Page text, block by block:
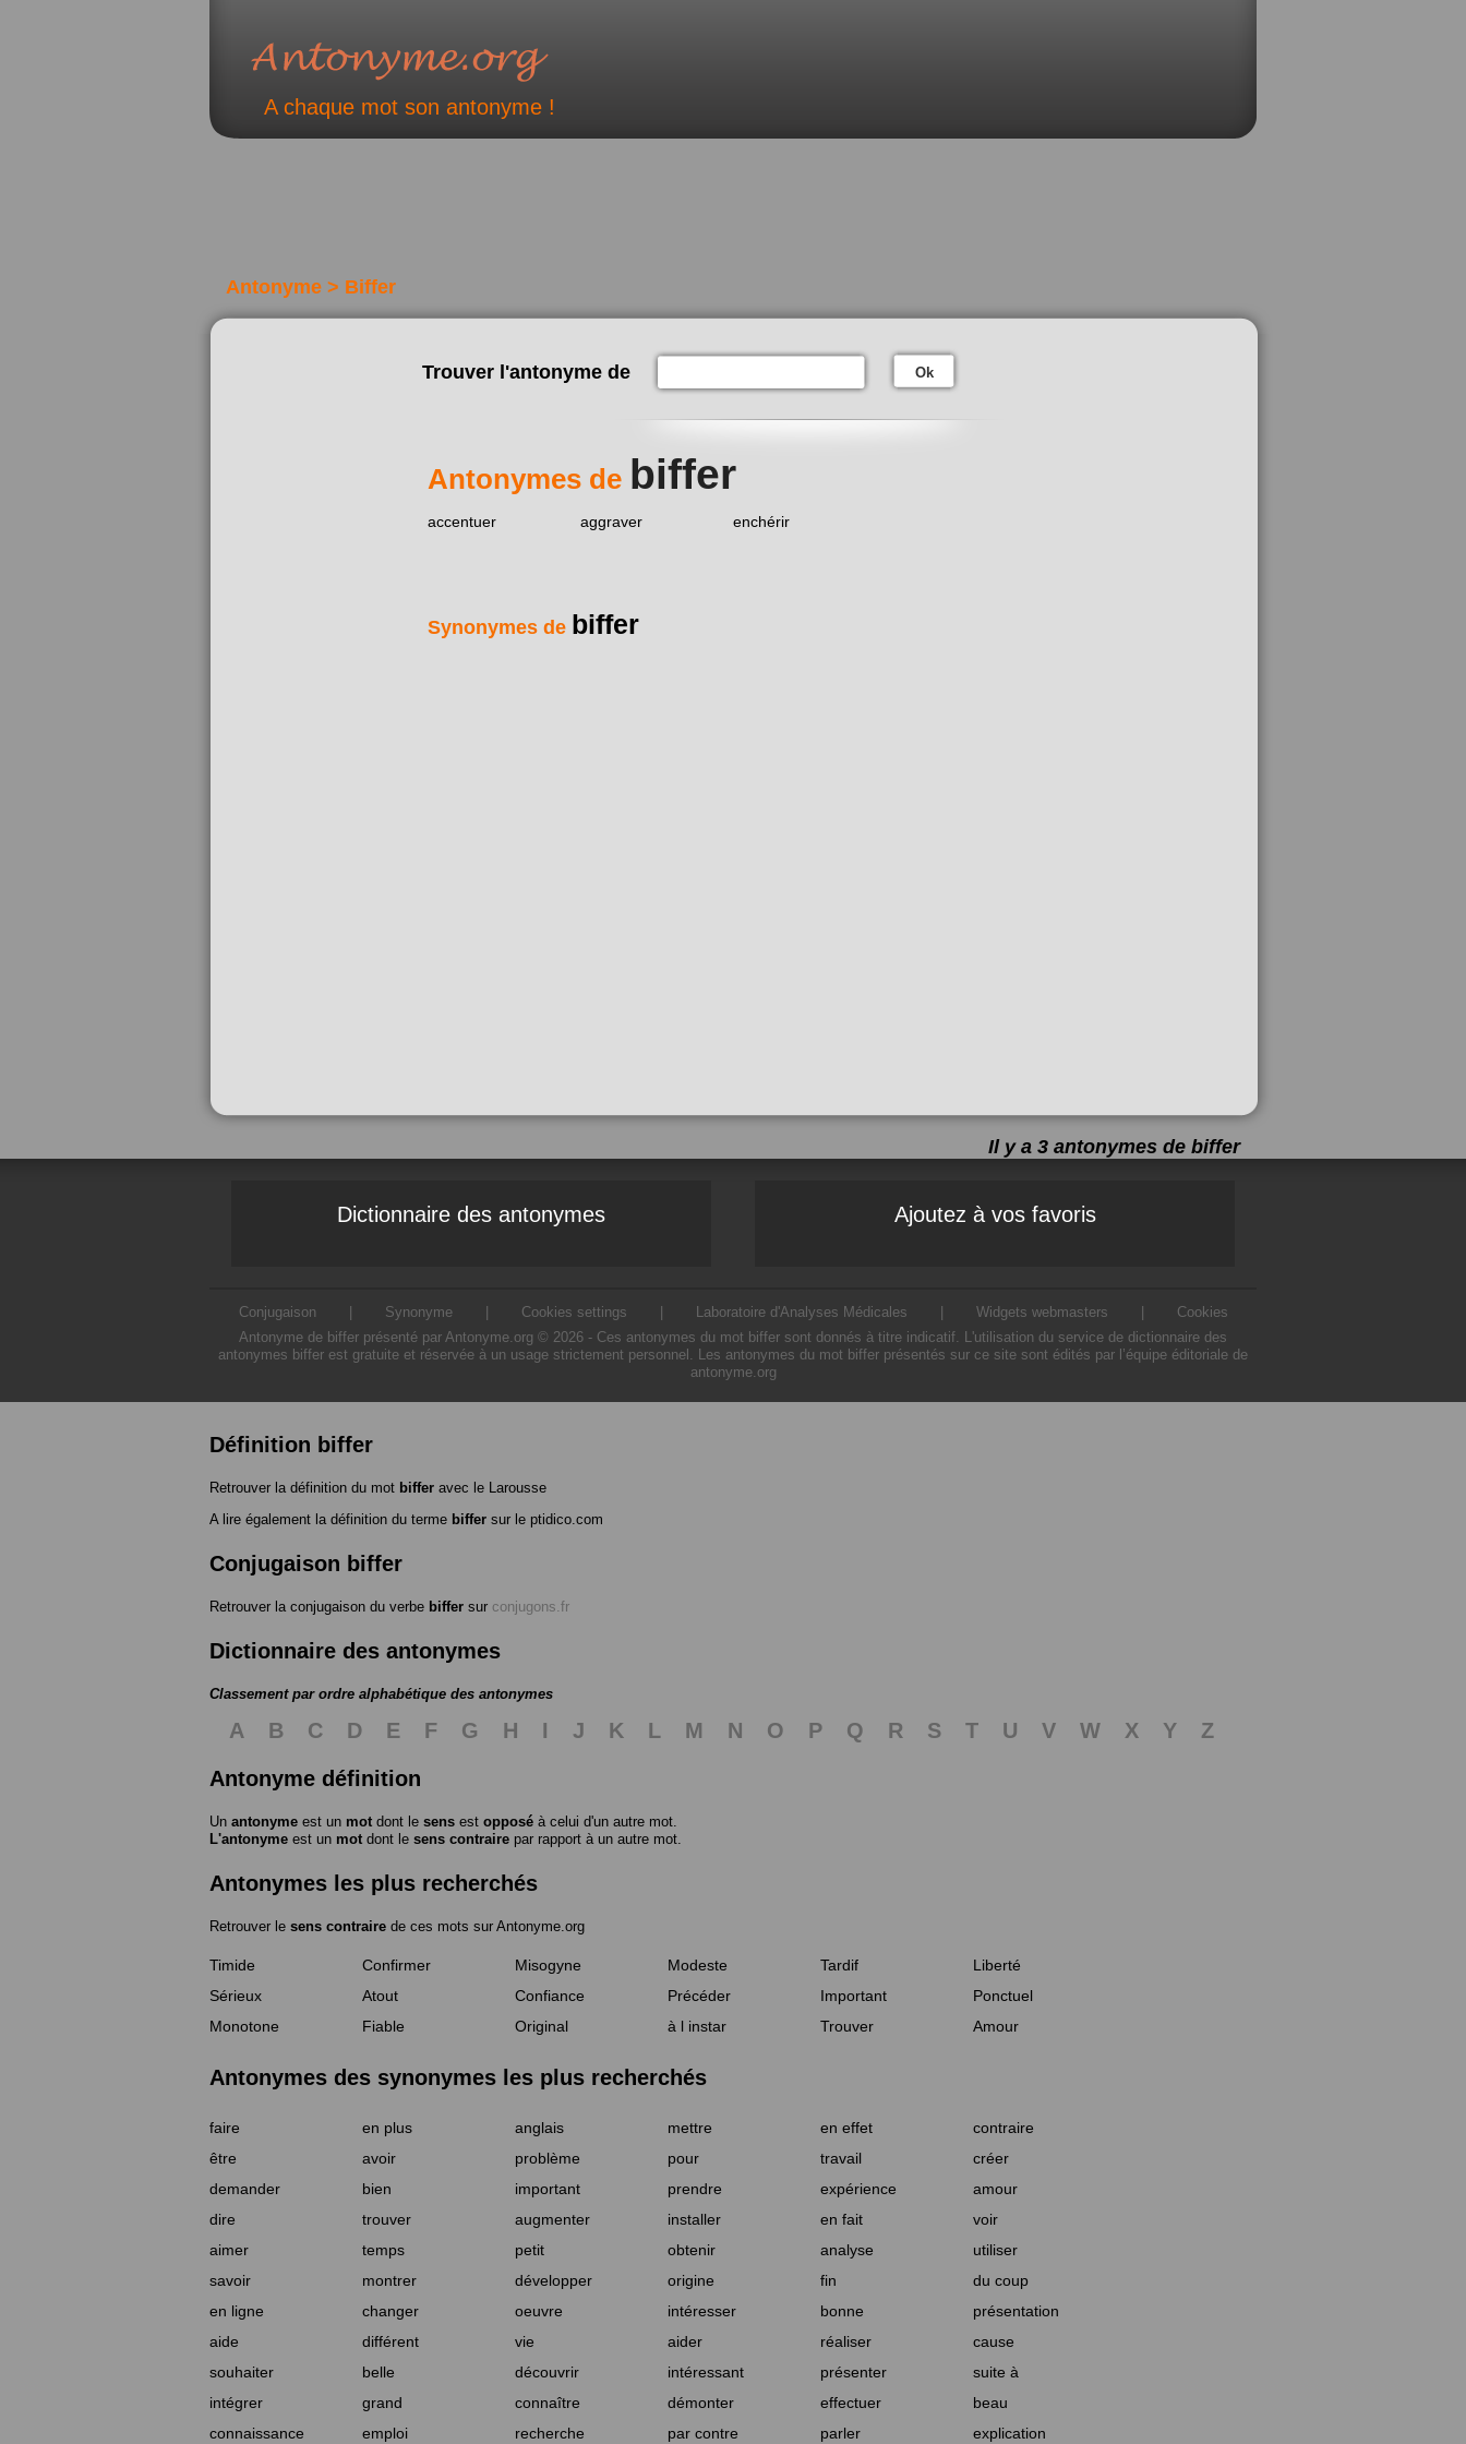
A chaque mot son antonyme !
Antonyme > Biffer
Trouver l'antonyme de Ok
Antonymes de biffer
accentuer aggraver enchérir
Synonymes de biffer
Il y a 3 antonymes de biffer
Dictionnaire des antonymes Ajoutez à vos favoris
Conjugaison Synonyme Cookies settings Laboratoire d'Analyses Médicales Widgets webmasters
Cookies
Antonyme de biffer présenté par Antonyme.org © 2026 - Ces antonymes du mot biffer sont donnés à titre indicatif. L'utilisation du service de dictionnaire des
antonymes biffer est gratuite et réservée à un usage strictement personnel. Les antonymes du mot biffer présentés sur ce site sont édités par l’équipe éditoriale de
antonyme.org
Définition biffer
Retrouver la définition du mot biffer avec le Larousse
A lire également la définition du terme biffer sur le ptidico.com
Conjugaison biffer
Retrouver la conjugaison du verbe biffer sur conjugons.fr
Dictionnaire des antonymes
Classement par ordre alphabétique des antonymes
A B C D E F G H I J K L M N O P Q R S T U V W X Y
Z
Antonyme définition
Un antonyme est un mot dont le sens est opposé à celui d'un autre mot.
L'antonyme est un mot dont le sens contraire par rapport à un autre mot.
Antonymes les plus recherchés
Retrouver le sens contraire de ces mots sur Antonyme.org
Timide Confirmer Misogyne Modeste Tardif
Liberté
Sérieux
Atout Confiance Précéder Important
Ponctuel
Monotone
Fiable Original à l instar Trouver Amour
Antonymes des synonymes les plus recherchés
faire en plus anglais mettre en effet
contraire
être
avoir problème pour travail
créer
demander
bien important prendre expérience
amour
dire
trouver augmenter installer en fait
voir
aimer
temps petit obtenir analyse
utiliser
savoir
montrer développer origine fin
du coup
en ligne
changer oeuvre intéresser bonne
présentation
aide
différent vie aider réaliser
cause
souhaiter
belle découvrir intéressant présenter
suite à
intégrer
grand connaître démonter effectuer
beau
connaissance
emploi recherche par contre parler explication